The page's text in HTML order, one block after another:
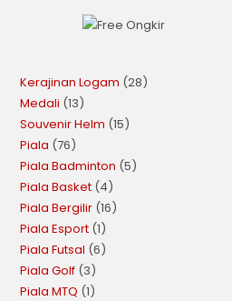
Kerajinan Logam 28
Medali 13
Souvenir Helm 15
Piala 76
Piala Badminton 5
Piala Basket 4
Piala Bergilir 16
Piala Esport 1
Piala Futsal 6
Piala Golf 3
Piala MTQ 1